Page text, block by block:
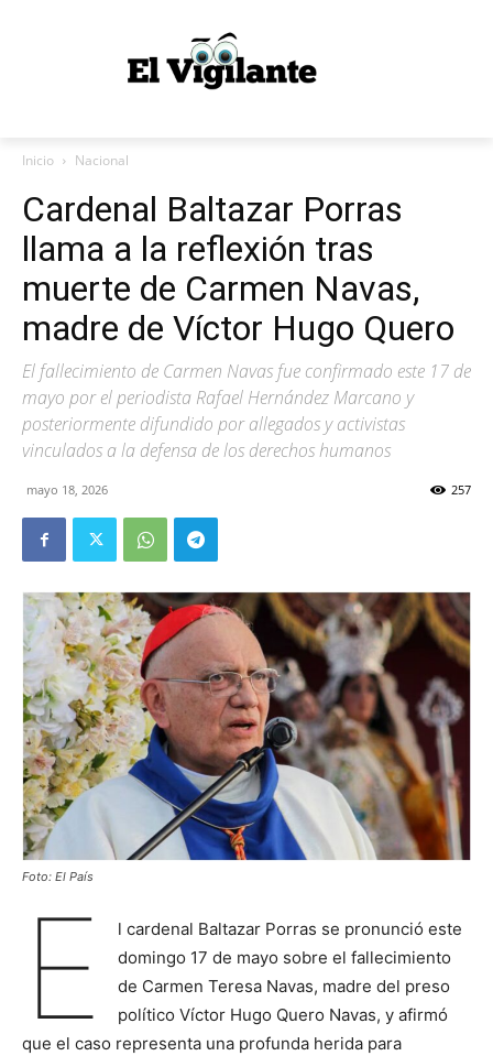
Inicio Nacional
Cardenal Baltazar Porras
llama a la reflexión tras
muerte de Carmen Navas,
madre de Víctor Hugo Quero
El fallecimiento de Carmen Navas fue confirmado este 17 de
mayo por el periodista Rafael Hernández Marcano y
posteriormente difundido por allegados y activistas
vinculados a la defensa de los derechos humanos
mayo 18, 2026 257
Foto: El País
E
l cardenal Baltazar Porras se pronunció este
domingo 17 de mayo sobre el fallecimiento
de Carmen Teresa Navas, madre del preso
político Víctor Hugo Quero Navas, y afirmó
que el caso representa una profunda herida para